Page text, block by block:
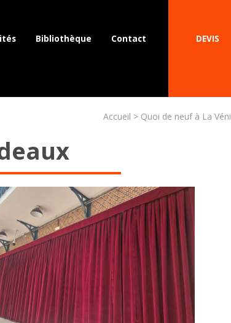
Bibliothèque Contact DEVIS
Accueil Quoi de neuf à La